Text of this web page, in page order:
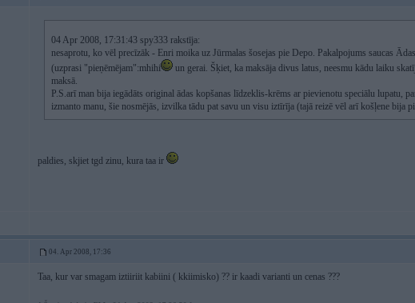
04 Apr 2008, 17:31:43 spy333 rakstīja:
nesaprotu, ko vēl precīzāk - Enri moika uz Jūrmalas šosejas pie Depo. Pakalpojums saucas
(uzprasi "pieņēmējam":mhihi
un gerai. Šķiet, ka maksāja divus latus, neesmu kādu laiku
maksā.
P.S.arī man bija iegādāts original ādas kopšanas līdzeklis-krēms ar pievienotu speciālu lupatu,
izmanto manu, šie nosmējās, izvilka tādu pat savu un visu iztīrīja (tajā reizē vēl arī košļene bija
paldies, skjiet tgd zinu, kura taa ir
04. Apr 2008, 17:36
Taa, kur var smagam iztiiriit kabiini ( kkiimisko) ?? ir kaadi varianti un cenas ???